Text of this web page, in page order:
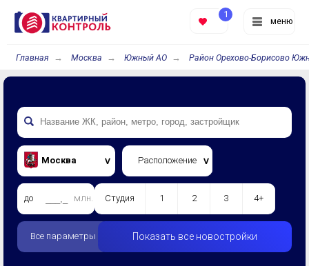
меню
1
Главная Москва Южный АО Район Орехово-Борисово
Москва Расположение
до млн. Студия 1 2 3 4+
Все параметры Показать все новостройки